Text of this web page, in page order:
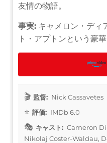
友情の物語。
事実: キャメロン・ディ
ト・アプトンという豪
監督: Nick Cassavetes
評価: IMDb 6.0
キャスト: Cameron
Nikolaj Coster-Waldau,